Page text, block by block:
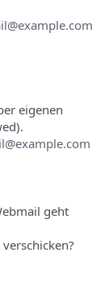
eigenen
geht